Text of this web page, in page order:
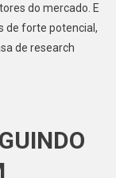
do mercado. E
de forte potencial,
de research